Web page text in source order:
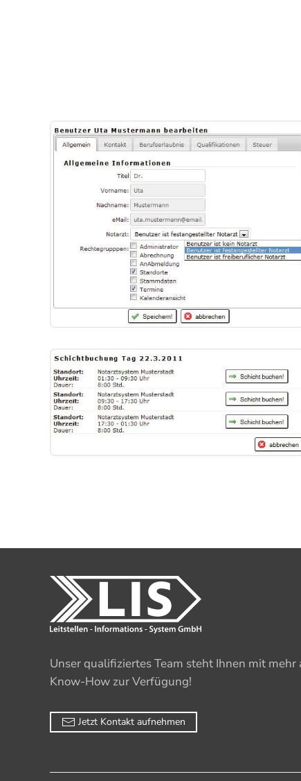
Unser qualifiziertes Team steht Ihnen mit mehr
Know-How zur Verfügung!
Jetzt Kontakt aufnehmen